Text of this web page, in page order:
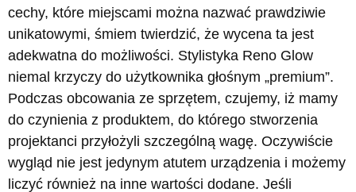
cechy, które miejscami można nazwać prawdziwie
unikatowymi, śmiem twierdzić, że wycena ta jest
adekwatna do możliwości. Stylistyka Reno Glow
niemal krzyczy do użytkownika głośnym „premium”.
Podczas obcowania ze sprzętem, czujemy, iż mamy
do czynienia z produktem, do którego stworzenia
projektanci przyłożyli szczególną wagę. Oczywiście
wygląd nie jest jedynym atutem urządzenia i możemy
liczyć również na inne wartości dodane. Jeśli